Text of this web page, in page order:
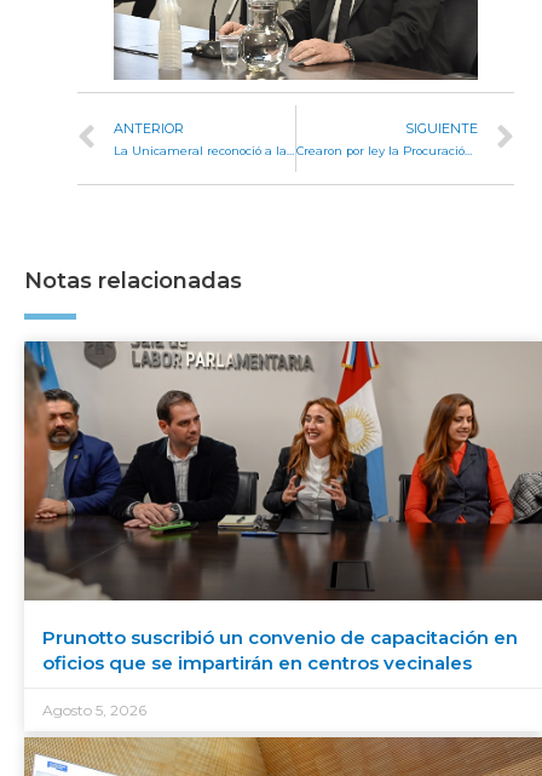
ANTERIOR
La Unicameral reconoció a la banda Cuatro al Hilo por sus 22 años de trayectoria
SIGUIENTE
Crearon por ley la Procuración Penitenciaria Provincial
Notas relacionadas
Prunotto suscribió un convenio de capacitación en
oficios que se impartirán en centros vecinales
Agosto 5, 2026